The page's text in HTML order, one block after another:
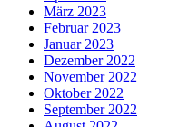
März 2023
Februar 2023
Januar 2023
Dezember 2022
November 2022
Oktober 2022
September 2022